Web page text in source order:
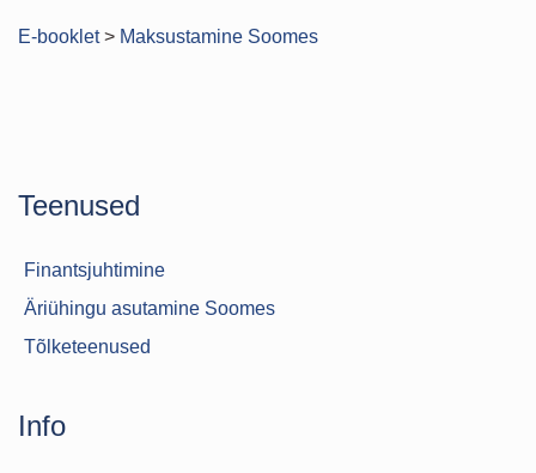
E-booklet> Maksustamine Soomes
Teenused
Finantsjuhtimine
Äriühingu asutamine Soomes
Tõlketeenused
Info